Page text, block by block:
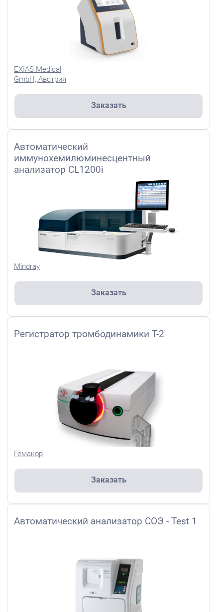
EXIAS Medical
GmbH, Австрия
Заказать
Автоматический
иммунохемилюминесцентный
анализатор CL1200i
Mindray
Заказать
Регистратор тромбодинамики Т-2
Гемакор
Заказать
Автоматический анализатор СОЭ - Test 1